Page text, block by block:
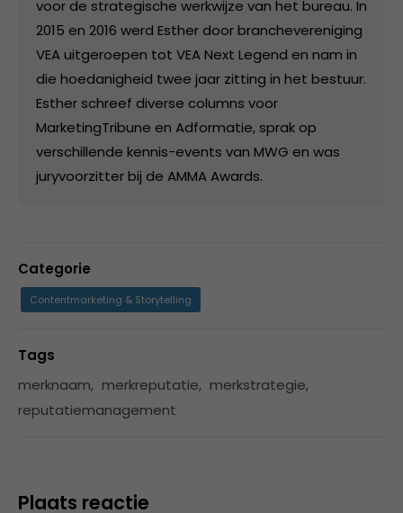
voor de strategische werkwijze van het bureau. In
2015 en 2016 werd Esther door branchevereniging
VEA uitgeroepen tot VEA Next Legend en nam in
die hoedanigheid twee jaar zitting in het bestuur.
Esther schreef diverse columns voor
MarketingTribune en Adformatie, sprak op
verschillende kennis-events van MWG en was
juryvoorzitter bij de AMMA Awards.
Categorie
Contentmarketing & Storytelling
Tags
merknaam, merkreputatie, merkstrategie,
reputatiemanagement
Plaats reactie